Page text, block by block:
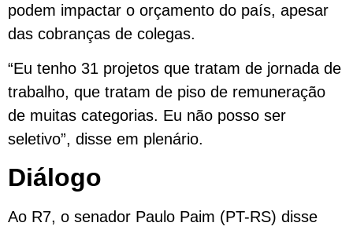
podem impactar o orçamento do país, apesar
das cobranças de colegas.
“Eu tenho 31 projetos que tratam de jornada de
trabalho, que tratam de piso de remuneração
de muitas categorias. Eu não posso ser
seletivo”, disse em plenário.
Diálogo
Ao R7, o senador Paulo Paim (PT-RS) disse